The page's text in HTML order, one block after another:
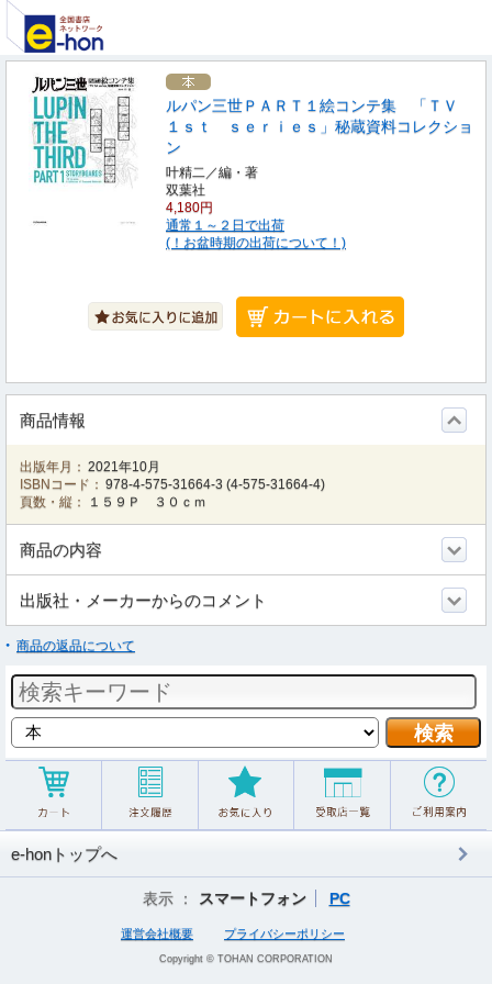
ルパン三世ＰＡＲＴ１絵コンテ集 「ＴＶ
１ｓｔ ｓｅｒｉｅｓ」秘蔵資料コレクショ
ン
叶精二／編・著
双葉社
4,180円
通常１～２日で出荷
(！お盆時期の出荷について！)
商品情報
出版年月： 2021年10月
ISBNコード： 978-4-575-31664-3 (4-575-31664-4)
頁数・縦：
１５９Ｐ ３０ｃｍ
商品の内容
出版社・メーカーからのコメント
商品の返品について
e-honトップへ
表示 ： スマートフォン PC
運営会社概要 プライバシーポリシー
Copyright © TOHAN CORPORATION